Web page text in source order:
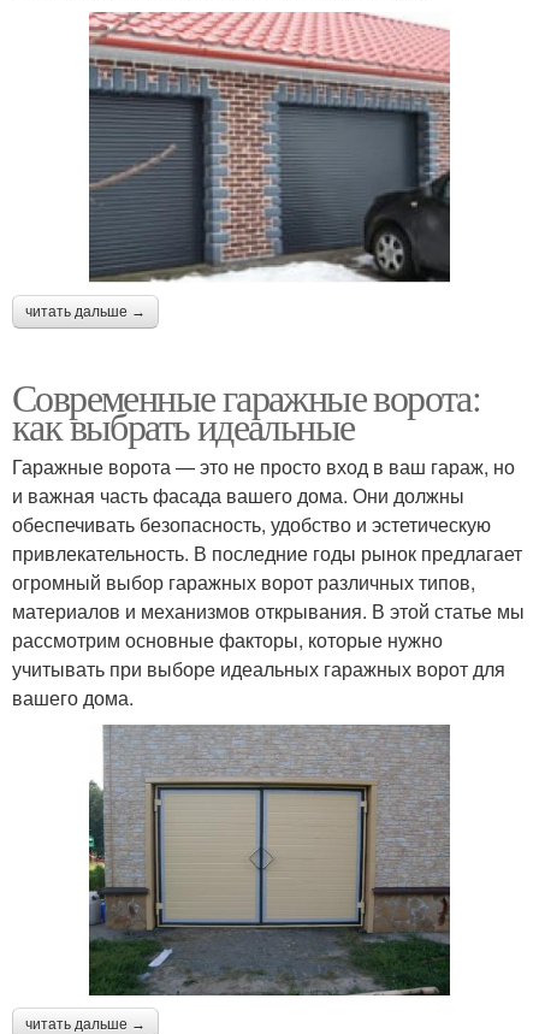
читать дальше →
Современные гаражные ворота:
как выбрать идеальные
Гаражные ворота — это не просто вход в ваш гараж, но
и важная часть фасада вашего дома. Они должны
обеспечивать безопасность, удобство и эстетическую
привлекательность. В последние годы рынок предлагает
огромный выбор гаражных ворот различных типов,
материалов и механизмов открывания. В этой статье мы
рассмотрим основные факторы, которые нужно
учитывать при выборе идеальных гаражных ворот для
вашего дома.
читать дальше →